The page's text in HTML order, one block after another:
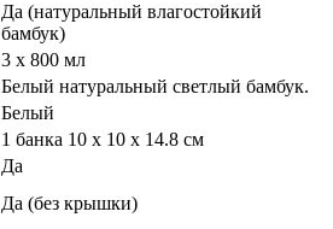
Да (натуральный влагостойкий
бамбук)
3 х 800 мл
Белый натуральный светлый бамбук.
Белый
1 банка 10 х 10 х 14.8 см
Да
Да (без крышки)